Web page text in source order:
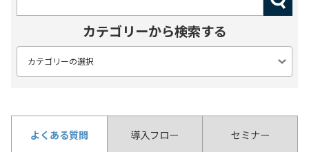
カテゴリーから検索する
よくある質問 導入フロー セミナー